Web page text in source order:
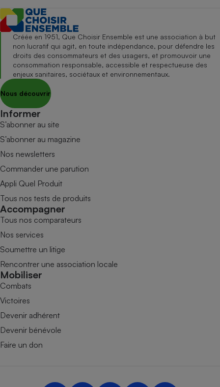
Créée en 1951, Que Choisir Ensemble est une association à but
non lucratif qui agit, en toute indépendance, pour défendre les
droits des consommateurs et des usagers, et promouvoir une
consommation responsable, accessible et respectueuse des
enjeux sanitaires, sociétaux et environnementaux.
Nous découvrir
Informer
S’abonner au site
S’abonner au magazine
Nos newsletters
Commander une parution
Appli Quel Produit
Tous nos tests de produits
Accompagner
Tous nos comparateurs
Nos services
Soumettre un litige
Rencontrer une association locale
Mobiliser
Combats
Victoires
Devenir adhérent
Devenir bénévole
Faire un don